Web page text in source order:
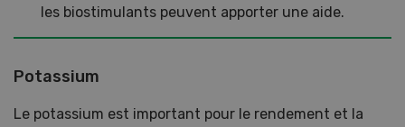
les biostimulants peuvent apporter une aide.
Potassium
Le potassium est important pour le rendement et la